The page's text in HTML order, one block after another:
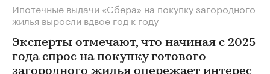
Ипотечные выдачи «Сбера» на покупку загородного
жилья выросли вдвое год к году
Эксперты отмечают, что начиная с 2025
года спрос на покупку готового
загородного жилья опережает интерес